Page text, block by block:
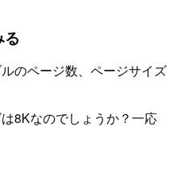
る
のページ数、ページサイズ
8Kなのでしょうか？一応